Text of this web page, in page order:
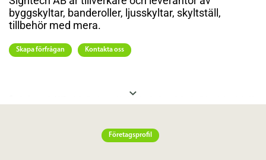
byggskyltar, banderoller, ljusskyltar, skyltställ,
tillbehör med mera.
Skapa förfrågan Kontakta oss
mm.
Verksamheten startade med produktion av elektronikskyltar. Genom åren har inriktningen
breddats och numera arbetar vi med all typ av skyltning. Vi utför våra uppdrag i nära samarbete
Företagsprofil